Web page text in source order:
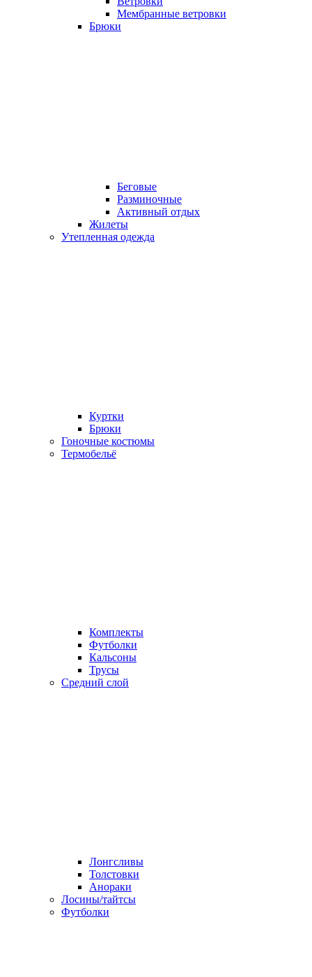
Мембранные ветровки
Брюки
Беговые
Разминочные
Активный отдых
Жилеты
Утепленная одежда
Куртки
Брюки
Гоночные костюмы
Термобельё
Комплекты
Футболки
Кальсоны
Трусы
Средний слой
Лонгсливы
Толстовки
Анораки
Лосины/тайтсы
Футболки